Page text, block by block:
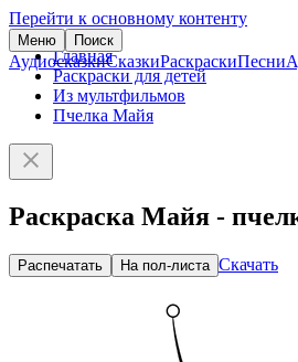
Перейти к основному контенту
Меню Поиск
АудиосказкиСказкиРаскраскиПесни
Главная
Раскраски для детей
Из мультфильмов
Пчелка Майя
Раскраска Майя -
Распечатать На пол-листа Скачать